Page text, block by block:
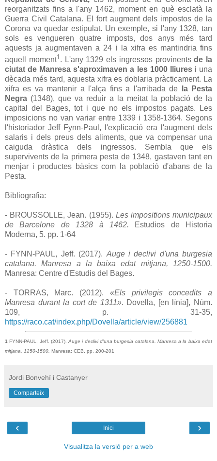
reorganitzats fins a l'any 1462, moment en què esclatà la
Guerra Civil Catalana. El fort augment dels impostos de la
Corona va quedar estipulat. Un exemple, si l'any 1328, tan
sols es vengueren quatre imposts, dos anys més tard
aquests ja augmentaven a 24 i la xifra es mantindria fins
aquell moment1. L'any 1329 els ingressos provinentsde la
ciutat de Manresa s'aproximaven a les 1000 lliuresi una
dècada més tard, aquesta xifra es doblaria pràcticament. La
xifra es va mantenir a l'alça fins a l'arribada de
la Pesta
Negra (1348), que va reduir a la meitat la població de la
capital del Bages, tot i que no els impostos pagats. Les
imposicions no van variar entre 1339 i 1358-1364. Segons
l'historiador Jeff Fynn-Paul, l'explicació era l'augment dels
salaris i dels preus dels aliments, que va compensar una
caiguda dràstica dels ingressos. Sembla que els
supervivents de la primera pesta de 1348, gastaven tant en
menjar i productes bàsics com la població d'abans de la
Pesta.
Bibliografia:
- BROUSSOLLE, Jean. (1955). Les impositions municipaux
de Barcelone de 1328 à 1462. Estudios de Historia
Moderna, 5. pp. 1-64
- FYNN-PAUL, Jeff. (2017). Auge i declivi d'una burgesia
catalana. Manresa a la baixa edat mitjana, 1250-1500.
Manresa: Centre d'Estudis del Bages.
- TORRAS, Marc. (2012). «Els privilegis concedits a
Manresa durant la cort de 1311». Dovella, [en línia], Núm.
109, p. 31-35,
https://raco.cat/index.php/Dovella/article/view/256881
1FYNN-PAUL, Jeff. (2017).Auge i declivi d'una burgesia catalana. Manresa a la baixa edat
mitjana, 1250-1500. Manresa: CEB, pp. 200-201
Jordi Bonvehí i Castanyer
Comparteix
‹ ›
Inici
Visualitza la versió per a web